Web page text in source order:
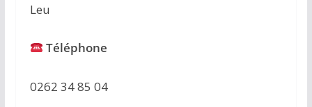
Leu
Téléphone
0262 34 85 04